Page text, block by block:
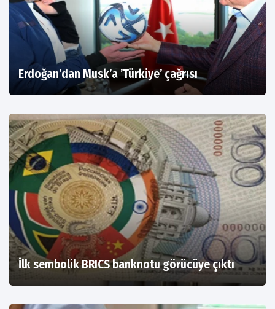
Erdoğan’dan Musk’a ’Türkiye’ çağrısı
İlk sembolik BRICS banknotu görücüye çıktı